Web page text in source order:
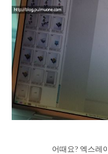
어때요? 엑스레